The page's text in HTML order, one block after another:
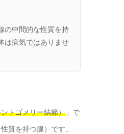
の中間的な性質を持
は病気ではありませ
トゴメリー結節） 」で
質を持つ腺）です。